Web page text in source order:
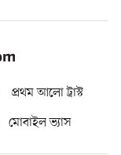
প্রথম আলো ট্রাস্ট
মোবাইল ভ্যাস